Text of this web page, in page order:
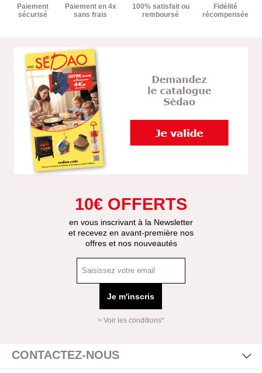
Paiement
sécurisé
Paiement en 4x
sans frais
100% satisfait ou
remboursé
Fidélité
récompensée
10€ OFFERTS
en vous inscrivant à la Newsletter
et recevez en avant-première nos
offres et nos nouveautés
Je m'inscris
> Voir les conditions*
CONTACTEZ-NOUS